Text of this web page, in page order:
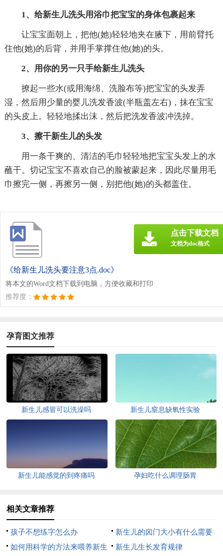
1、给新生儿洗头用浴巾把宝宝的身体包裹起来
让宝宝面朝上，把他(她)轻轻地夹在腋下，用前臂托
住他(她)的后背，并用手掌撑住他(她)的头。
2、用你的另一只手给新生儿洗头
撩起一些水(或用海绵、洗脸布等)把宝宝的头发弄
湿，然后用少量的婴儿洗发香波(半瓶盖左右)，抹在宝宝
的头皮上。轻轻地揉出沫，然后把洗发香波冲洗掉。
3、擦干新生儿的头发
用一条干爽的、清洁的毛巾轻轻地把宝宝头发上的水
蘸干。切记宝宝不喜欢自己的脸被蒙起来，因此尽量用毛
巾擦完一侧，再擦另一侧，别把他(她)的头都盖住。
《给新生儿洗头要注意3点.doc》
将本文的Word文档下载到电脑，方便收藏和打印
推荐度：
点击下载文档
文档为doc格式
孕育图文推荐
新生儿感冒可以洗澡吗 新生儿窒息缺氧性实验
新生儿能感觉的到疼痛吗 孕妇吃什么调理肠胃
相关文章推荐
孩子不想练字怎么办
新生儿的囟门大小有什么需要
注意的地方
如何用科学的方法来喂养新生 新生儿生长发育规律